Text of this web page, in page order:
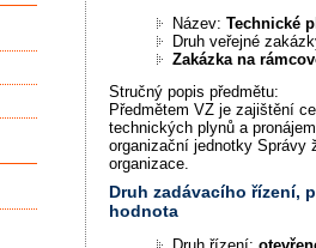
Název:Technické
Druh veřejné
Zakázka na
Stručný popis předmětu:
Předmětem VZ je zajištění
technických plynů a
organizační jednotky Správy
organizace.
Druh zadávacího řízení,
hodnota